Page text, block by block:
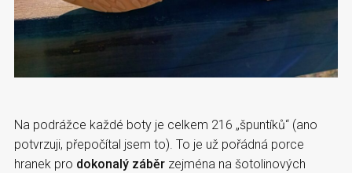
Na podrážce každé boty je celkem 216 „špuntíků“ (ano
potvrzuji, přepočítal jsem to). To je už pořádná porce
hranek pro dokonalý záběr zejména na šotolinových